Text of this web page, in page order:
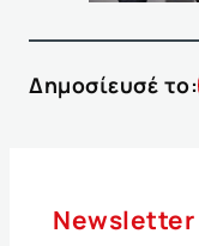
Δημοσίευσέ το:
Newsletter